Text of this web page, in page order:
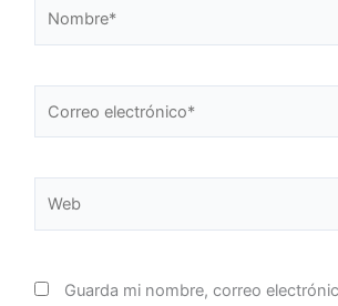
electrónico*
Guarda mi nombre, correo